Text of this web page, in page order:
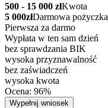
500 - 15 000 złKwota
5 000złDarmowa pożyczka
Pierwsza za darmo
Wypłata w ten sam dzień
bez sprawdzania BIK
wysoka przyznawalność
bez zaświadczeń
wysoka kwota
Ocena: 96%
Wypełnij wniosek